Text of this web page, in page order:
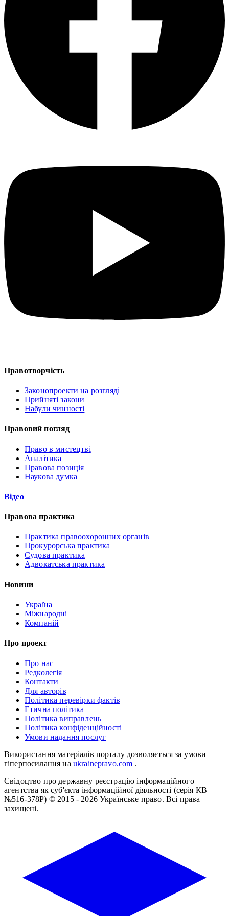
Правотворчість
Законопроекти на розгляді
Прийняті закони
Набули чинності
Правовий погляд
Право в мистецтві
Аналітика
Правова позиція
Наукова думка
Відео
Правова практика
Практика правоохоронних органів
Прокурорська практика
Судова практика
Адвокатська практика
Новини
Україна
Міжнародні
Компаній
Про проект
Про нас
Редколегія
Контакти
Для авторів
Політика перевірки фактів
Етична політика
Політика виправлень
Політика конфіденційності
Умови надання послуг
Використання матеріалів порталу дозволяється за умови
гіперпосилання на ukrainepravo.com .
Свідоцтво про державну реєстрацію інформаційного
агентства як суб'єкта інформаційної діяльності (серія КВ
№516-378Р) © 2015 - 2026 Українське право. Всі права
захищені.